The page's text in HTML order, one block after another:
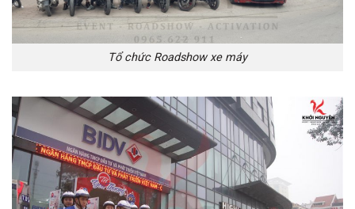
Tổ chức Roadshow xe máy